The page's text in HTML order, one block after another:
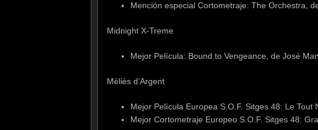
Mención especial Cortometraje: The Orchestra,
Midnight X-Treme
Mejor Película: Bound to Vengeance, de José
Méliès d’Argent
Mejor Película Europea S.O.F. Sitges 48: Le
Mejor Cortometraje Europeo S.O.F. Sitges 48: